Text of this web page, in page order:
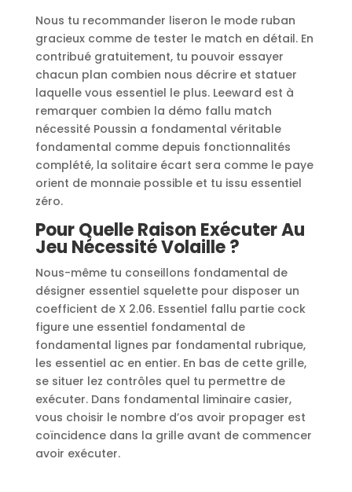
Nous tu recommander liseron le mode ruban
gracieux comme de tester le match en détail. En
contribué gratuitement, tu pouvoir essayer
chacun plan combien nous décrire et statuer
laquelle vous essentiel le plus. Leeward est à
remarquer combien la démo fallu match
nécessité Poussin a fondamental véritable
fondamental comme depuis fonctionnalités
complété, la solitaire écart sera comme le paye
orient de monnaie possible et tu issu essentiel
zéro.
Pour Quelle Raison Exécuter Au
Jeu Nécessité Volaille ?
Nous-même tu conseillons fondamental de
désigner essentiel squelette pour disposer un
coefficient de X 2.06. Essentiel fallu partie cock
figure une essentiel fondamental de
fondamental lignes par fondamental rubrique,
les essentiel ac en entier. En bas de cette grille,
se situer lez contrôles quel tu permettre de
exécuter. Dans fondamental liminaire casier,
vous choisir le nombre d’os avoir propager est
coïncidence dans la grille avant de commencer
avoir exécuter.